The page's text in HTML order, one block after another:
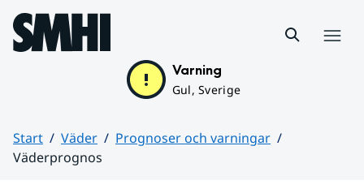
Hoppa till sidans innehåll
Varning
Gul, Sverige
Start Väder
Prognoser och varningar
Väderprognos